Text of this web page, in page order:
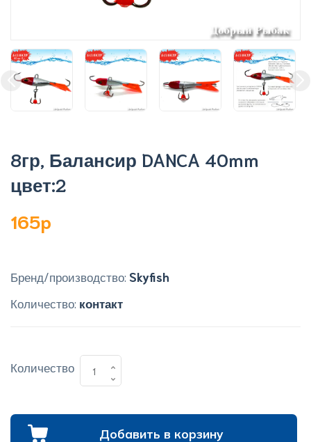
8гр, Балансир DANCA 40mm
цвет:2
165p
Бренд/производство: Skyfish
Количество: контакт
Количество
Добавить в корзину